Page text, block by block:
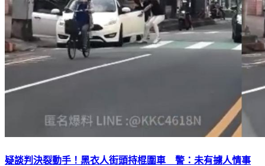
疑談判決裂動手！黑衣人街頭持棍圍車 警：未有擄人情事